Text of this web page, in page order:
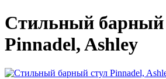
Стильный барный
Pinnadel, Ashley